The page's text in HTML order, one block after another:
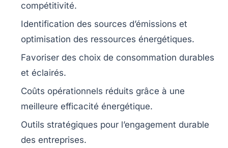
compétitivité.
Identification des sources d’émissions et
optimisation des ressources énergétiques.
Favoriser des choix de consommation durables
et éclairés.
Coûts opérationnels réduits grâce à une
meilleure efficacité énergétique.
Outils stratégiques pour l’engagement durable
des entreprises.